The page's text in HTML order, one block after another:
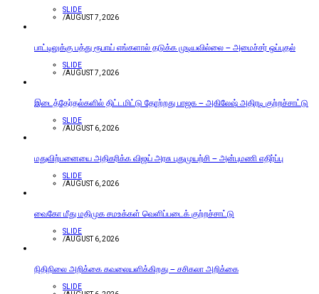
SLIDE
/AUGUST 7, 2026
பாட்டிலுக்கு பத்து ரூபாய் எங்களால் தடுக்க முடியவில்லை – அமைச்சர் ஒப்புதல்
SLIDE
/AUGUST 7, 2026
இடைத்தேர்தல்களில் திட்டமிட்டு தோற்றது பாஜக – அகிலேஷ் அதிரடி குற்றச்சாட்டு
SLIDE
/AUGUST 6, 2026
மதுவிற்பனையை அதிகரிக்க விஜய் அரசு புதுமுயற்சி – அன்புமணி எதிர்ப்பு
SLIDE
/AUGUST 6, 2026
வைகோ மீது மதிமுக சமஉக்கள் வெளிப்படைக் குற்றச்சாட்டு
SLIDE
/AUGUST 6, 2026
நிதிநிலை அறிக்கை கவலையளிக்கிறது – சசிகலா அறிக்கை
SLIDE